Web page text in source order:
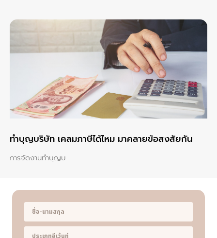
ทําบุญบริษัท เคลมภาษีได้ไหม มาคลายข้อสงสัยกัน
การจัดงานทำบุญบ